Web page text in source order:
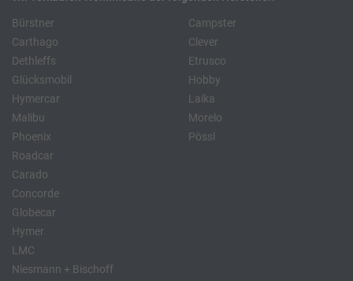
Bürstner
Carthago
Dethleffs
Glücksmobil
Hymercar
Malibu
Phoenix
Roadcar
Campster
Clever
Etrusco
Hobby
Laika
Morelo
Pössl
Carado
Concorde
Globecar
Hymer
LMC
Niesmann + Bischoff